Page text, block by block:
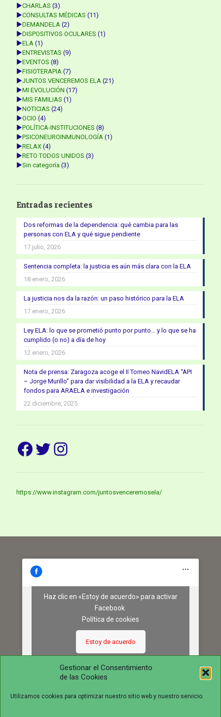
Gestionar el Consentimiento
de las Cookies
Utilizamos cookies para optimizar nuestro sitio web y nuestro servicio.
►CHARLAS (3)
►CONSULTAS MÉDICAS (11)
►DEMANDELA (2)
►DISPOSITIVOS OCULARES (1)
►ELA (1)
►ENTREVISTAS (9)
►EVENTOS (8)
►FISIOTERAPIA (7)
►JUNTOS VENCEREMOS ELA (21)
►MI EVOLUCIÓN (17)
►MIS FAMILIAS (1)
►NOTICIAS (24)
►OCIO (4)
►POLÍTICA-INSTITUCIONES (8)
►PSICONEUROINMUNOLOGÍA (1)
►RELAX (4)
►RETO TODOS UNIDOS (3)
►Sin categoría (3)
Entradas recientes
Dos reformas de la dependencia: qué cambia para las
personas con ELA y qué sigue pendiente
17 julio, 2026
Sentencia completa: la justicia es aún más clara con la ELA
18 enero, 2026
La justicia nos da la razón: un paso histórico para la ELA
17 enero, 2026
Ley ELA: lo que se prometió punto por punto… y lo que se ha
cumplido (o no) a día de hoy
12 enero, 2026
Nota de prensa: Zaragoza acoge el II Torneo NavidELA “API
– Jorge Murillo” para dar visibilidad a la ELA y recaudar
fondos para ARAELA e investigación
22 diciembre, 2025
Facebook
Twitter
Instagram
https://www.instagram.com/juntosvenceremosela/
Haz clic en «Estoy de acuerdo» para activar
Facebook
Política de cookies
Estoy de acuerdo